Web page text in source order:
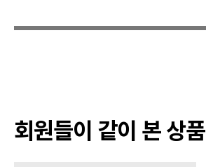
회원들이 같이 본 상품